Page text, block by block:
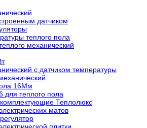
датчиком
теплого пола
механический
с датчиком температуры
16Мм
для теплого пола
Теплолюкс
матов